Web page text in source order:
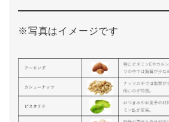
※写真はイメージです